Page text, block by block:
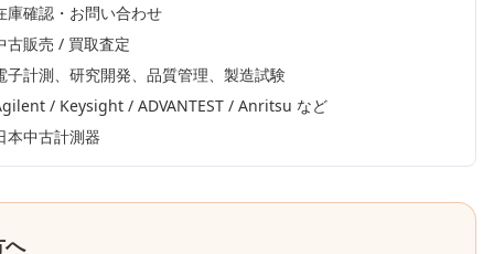
庫確認・お問い合わせ
古販売 / 買取査定
子計測、研究開発、品質管理、製造試験
/ Keysight / ADVANTEST / Anritsu など
本中古計測器
へ